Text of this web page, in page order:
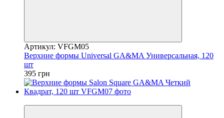
Артикул: VFGM05
Верхние формы Universal GA&MA Универсальная, 120
шт
395 грн